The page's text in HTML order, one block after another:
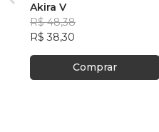
Jirou 1 (pequeno) - Folha
branca
Akira V
R$ 48,38
R$ 38,30
Comprar